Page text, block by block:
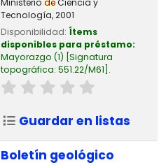
Tecnología,2001
Disponibilidad: Ítems
disponibles para préstamo:
Mayorazgo (1) Signatura
topográfica: 551.22/M61 .
Guardar en listas
Boletín geológico